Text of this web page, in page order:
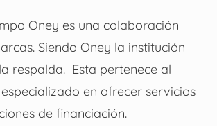
Oney es una colaboración
Siendo Oney la institución
respalda. Esta pertenece al
en ofrecer servicios
de financiación.